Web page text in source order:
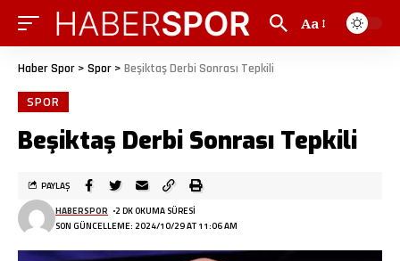
Aa
Haber Spor > Spor > Beşiktaş Derbi Sonrası Tepkili
SPOR
Beşiktaş Derbi Sonrası Tepkili
SON GÜNCELLEME: 2024/10/29 AT 11:06 AM
HABERSPOR 2 DK OKUMA SÜRESI
PAYLAŞ